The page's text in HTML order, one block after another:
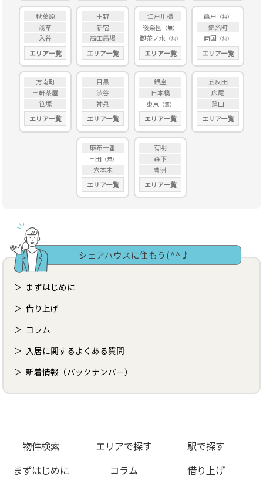
秋葉原
浅草
入谷
エリア一覧
中野
新宿
高田馬場
エリア一覧
江戸川橋
後楽園
御茶ノ水
エリア一覧
亀戸
錦糸町
両国
エリア一覧
方南町
三軒茶屋
笹塚
エリア一覧
目黒
渋谷
神泉
エリア一覧
銀座
日本橋
東京
エリア一覧
五反田
広尾
蒲田
エリア一覧
麻布十番
三田
六本木
エリア一覧
有明
森下
豊洲
エリア一覧
シェアハウスに住もう(^^♪
まずはじめに
借り上げ
コラム
入居に関するよくある質問
新着情報（バックナンバー）
物件検索 エリアで探す
駅で探す
まずはじめに
コラム
借り上げ